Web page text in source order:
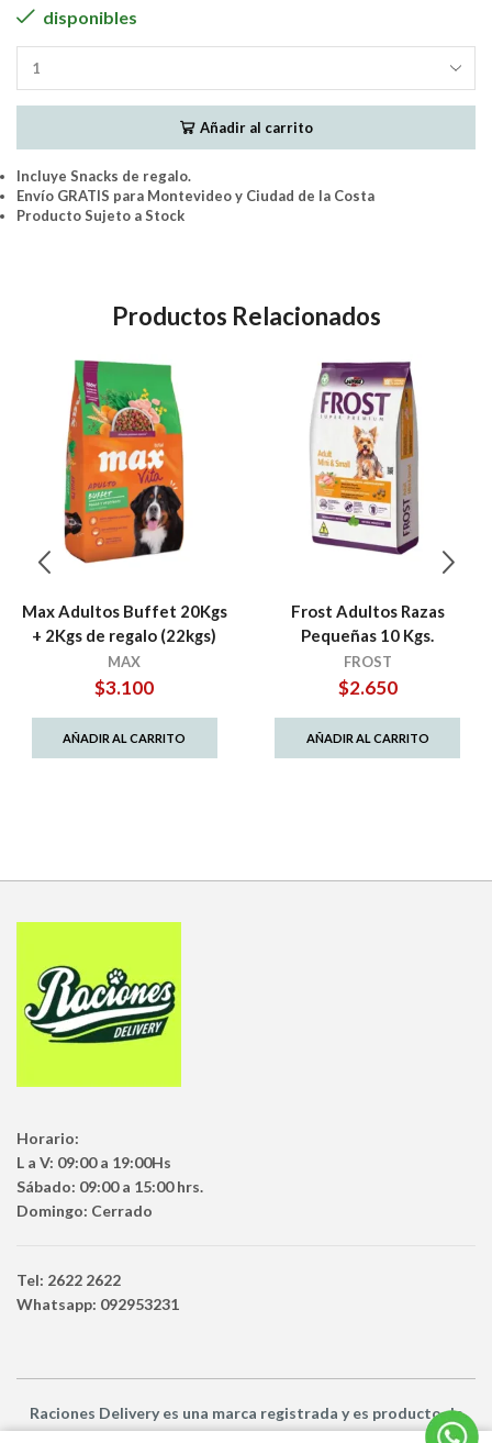
disponibles
Perros
Media
Añadir al carrito
Incluye Snacks de regalo.
Envío GRATIS para Montevideo y Ciudad de la Costa
Producto Sujeto a Stock
Productos Relacionados
Max Adultos Buffet 20Kgs
+ 2Kgs de regalo (22kgs)
MAX
$3.100
AÑADIR AL CARRITO
Frost Adultos Razas
Pequeñas 10 Kgs.
FROST
$2.650
AÑADIR AL CARRITO
Horario:
L a V: 09:00 a 19:00Hs
Sábado: 09:00 a 15:00 hrs.
Domingo: Cerrado
Tel: 2622 2622
Whatsapp: 092953231
Raciones Deliveryes una marca registrada y es productode
Netbuy Uruguay SRL -© Todos los derechos reservados